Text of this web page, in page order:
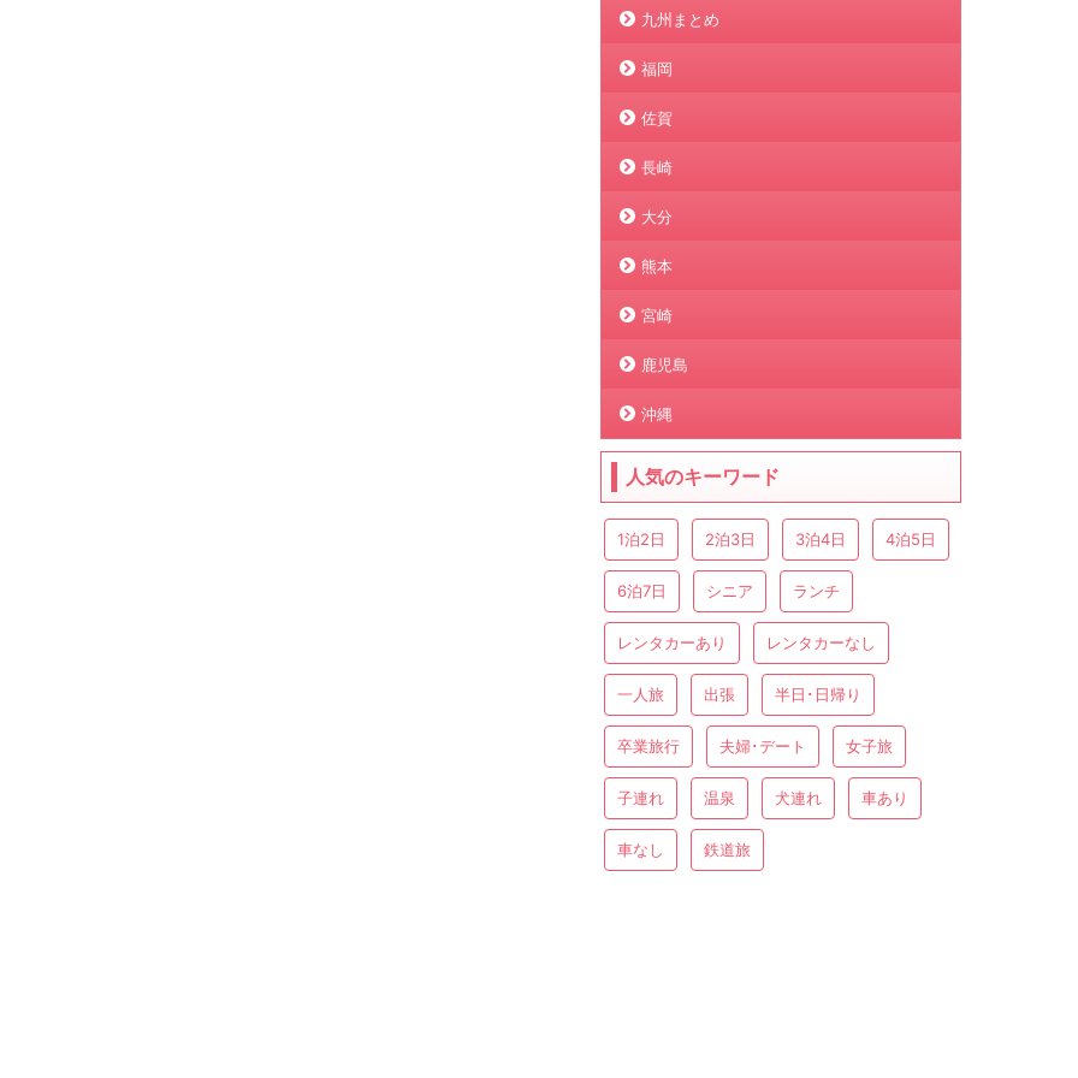
九州まとめ
福岡
佐賀
長崎
大分
熊本
宮崎
鹿児島
沖縄
人気のキーワード
1泊2日 2泊3日 3泊4日 4泊5日
6泊7日 シニア ランチ
レンタカーあり レンタカーなし
一人旅 出張 半日･日帰り
卒業旅行 夫婦･デート 女子旅
子連れ 温泉 犬連れ 車あり
車なし 鉄道旅